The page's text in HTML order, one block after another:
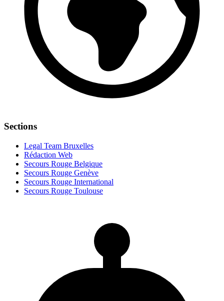
Sections
Legal Team Bruxelles
Rédaction Web
Secours Rouge Belgique
Secours Rouge Genève
Secours Rouge International
Secours Rouge Toulouse